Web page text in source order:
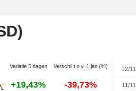
Variatie 5 dagen Verschil t.o.v. 1 jan (%)
+19,43% -39,73%
12/11
11/11